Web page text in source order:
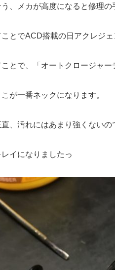
う、メカが高度になると修理
ことでACD搭載の日アクレジェ
ことで、「オートクロージャー
こが一番ネックになります。
直、汚れにはあまり強くないの
レイになりましたっ